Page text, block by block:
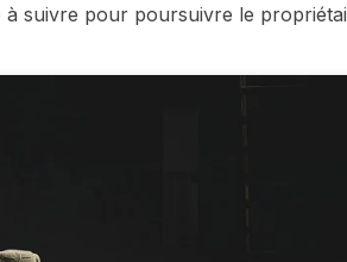
à suivre pour poursuivre le